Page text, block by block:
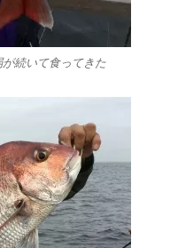
続いて食ってきた